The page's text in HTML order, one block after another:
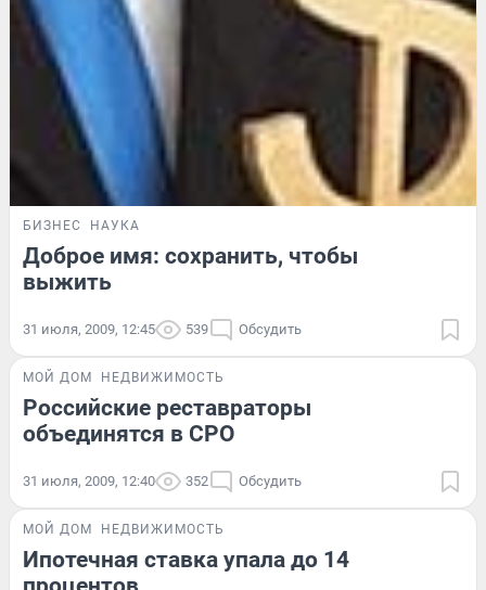
БИЗНЕС НАУКА
Доброе имя: сохранить, чтобы
выжить
31 июля, 2009, 12:45 539 Обсудить
МОЙ ДОМ НЕДВИЖИМОСТЬ
Российские реставраторы
объединятся в СРО
31 июля, 2009, 12:40 352 Обсудить
МОЙ ДОМ НЕДВИЖИМОСТЬ
Ипотечная ставка упала до 14